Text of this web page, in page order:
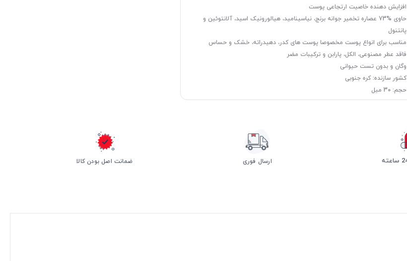
افزایش دهنده خاصیت ارتجاعی پوست
حاوی %73 عصاره تخمیر جوانه برنج، نیاسینامید، هیالورونیک اسید، آلانتوئین و
پانتنول
مناسب برای انواع پوست مخصوصا پوست های کدر، دهیدراته، خشک و حساس
فاقد عطر مصنوعی، الکل، پارابن و ترکیبات مضر
وگان و بدون تست حیوانی
کشور سازنده: کره جنوبی
حجم: 30 میل
ارسال فوری ضمانت اصل بودن کالا